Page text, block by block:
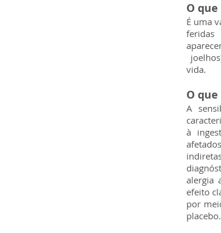
O
É uma
feridas
vida.
O
A
à
alergia
efeito
por
placebo.